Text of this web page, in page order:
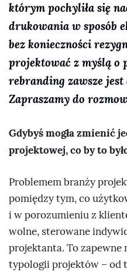
którym pochyliła się
drukowania w sposób
bez konieczności
projektować z myślą o
rebranding zawsze jest
Zapraszamy do
Gdybyś mogła zmienić
projektowej, co by to
Problemem branży
pomiędzy tym, co
i w porozumieniu z
wolne, sterowane
projektanta. To zapewne
typologii projektów – od